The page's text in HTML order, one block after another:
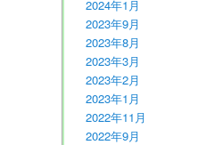
2024年1月
2023年9月
2023年8月
2023年3月
2023年2月
2023年1月
2022年11月
2022年9月